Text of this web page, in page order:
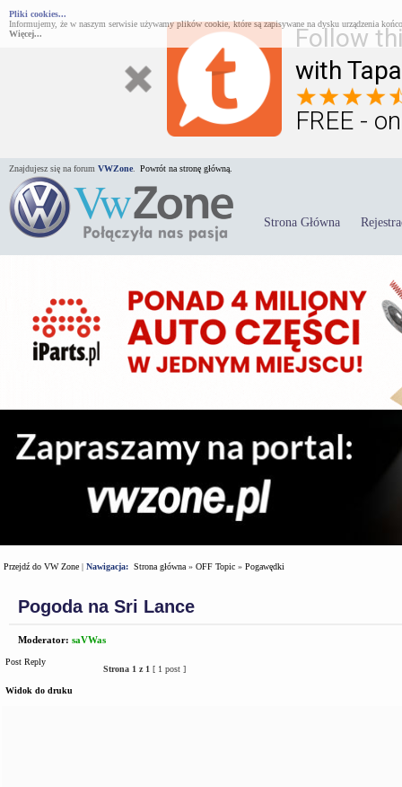
Follow
with
FREE -
Pliki cookies...
Informujemy, że w naszym serwisie używamy plików cookie, które są zapisywane na dysku urządzenia
Więcej...
Znajdujesz się na forum VWZone Powrót na stronę główną.
Strona Główna
Przejdź do VW Zone | Nawigacja: Strona główna » OFF Topic » Pogawędki
Pogoda na Sri Lance
Moderator: saVWas
Post Reply
Strona 1 z 1 [ 1 post ]
Widok do druku